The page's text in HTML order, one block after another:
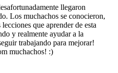
llegaron
Los muchachos se conocieron,
que aprender de esta
y realmente ayudar a la
trabajando para mejorar!
muchachos! :)